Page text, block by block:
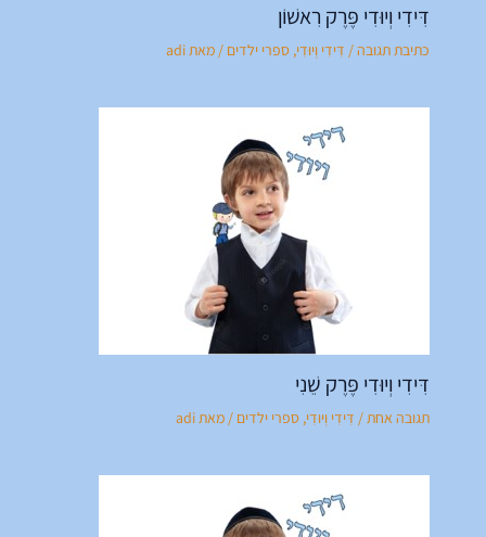
דִּידִי וְיוּדִי פֶּרֶק רִאשׁוֹן
כתיבת תגובה/ דִּידִי וְיוּדִי, ספרי ילדים / מאתadi
דִּידִי וְיוּדִי פֶּרֶק שֵׁנִי
תגובה אחת/ דִּידִי וְיוּדִי, ספרי ילדים / מאתadi